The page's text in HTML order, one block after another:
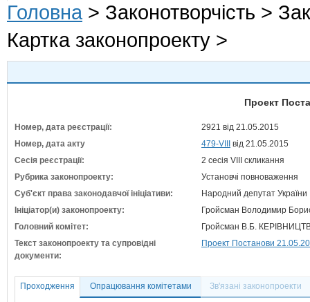
Головна > Законотворчість >
Картка законопроекту >
Проект
Номер, дата реєстрації:
2921 від 21.05.2015
Номер, дата акту
479-VIII
від 21.05.2015
Сесія реєстрації:
2 сесія VIII скликання
Рубрика законопроекту:
Установчі повноваження
Суб'єкт права законодавчої ініціативи:
Народний депутат України
Ініціатор(и) законопроекту:
Гройсман Володимир
Головний комітет:
Гройсман В.Б.
Текст законопроекту та супровідні
документи:
Проект Постанови
Проходження Опрацювання комітетами Зв'язані законопроекти